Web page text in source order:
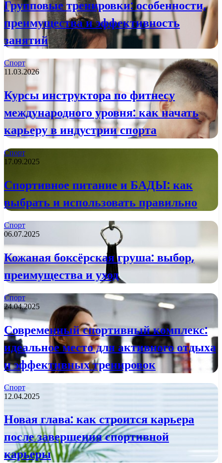
Групповые тренировки: особенности,
преимущества и эффективность
занятий
Спорт
11.03.2026
Курсы инструктора по фитнесу
международного уровня: как начать
карьеру в индустрии спорта
Спорт
17.09.2025
Спортивное питание и БАДЫ: как
выбрать и использовать правильно
Спорт
06.07.2025
Кожаная боксёрская груша: выбор,
преимущества и уход
Спорт
24.04.2025
Современный спортивный комплекс:
идеальное место для активного отдыха
и эффективных тренировок
Спорт
12.04.2025
Новая глава: как строится карьера
после завершения спортивной
карьеры